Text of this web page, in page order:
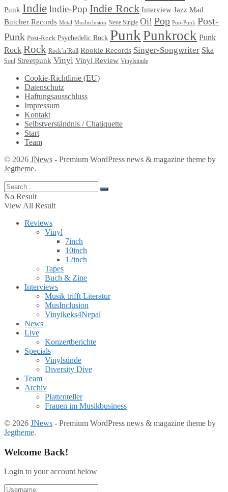
Punk IndieIndie-Pop Indie Rock Interview Jazz Mad
Butcher Records Metal MusInclusion Neue Single Oi! Pop Pop-Punk Post-
Punk Post-Rock Psychedelic Rock PunkPunkrock Punk
Rock Rock Rock´n´Roll Rookie Records Singer-Songwriter Ska
Soul Streetpunk Vinyl Vinyl Review Vinylsünde
Cookie-Richtlinie (EU)
Datenschutz
Haftungsausschluss
Impressum
Kontakt
Selbstverständnis / Chatiquette
Start
Team
© 2026 JNews - Premium WordPress news & magazine theme by
Jegtheme.
No Result
View All Result
Reviews
Vinyl
7inch
10inch
12inch
Tapes
Buch & Zine
Interviews
Musik trifft Literatur
MusInclusion
Vinylkeks4Nepal
News
Live
Konzertberichte
Specials
Vinylsünde
Diversity Dive
Team
Archiv
Plattenteller
Frauen im Musikbusiness
© 2026 JNews - Premium WordPress news & magazine theme by
Jegtheme.
Welcome Back!
Login to your account below